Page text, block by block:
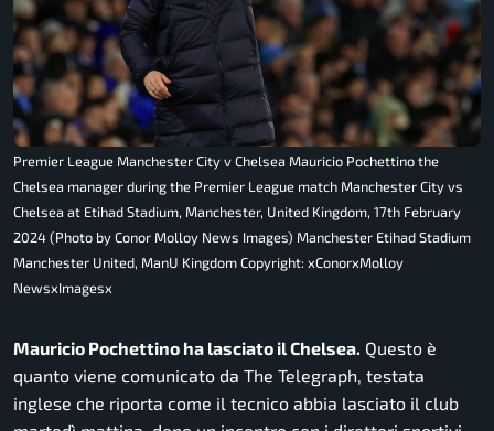
Premier League Manchester City v Chelsea Mauricio Pochettino the
Chelsea manager during the Premier League match Manchester City vs
Chelsea at Etihad Stadium, Manchester, United Kingdom, 17th February
2024 (Photo by Conor Molloy News Images) Manchester Etihad Stadium
Manchester United, ManU Kingdom Copyright: xConorxMolloy
NewsxImagesx
Mauricio Pochettino ha lasciato il Chelsea. Questo è
quanto viene comunicato da The Telegraph, testata
inglese che riporta come il tecnico abbia lasciato il club